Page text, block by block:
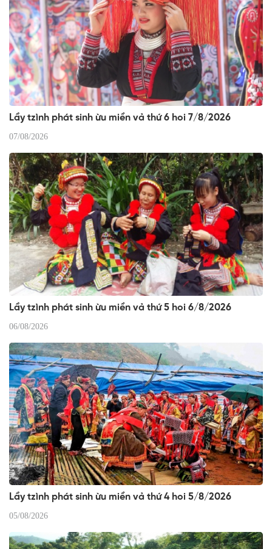
Lầy tzình phát sinh ừu miền vả thứ 6 hoi 7/8/2026
07/08/2026
Lầy tzình phát sinh ừu miền vả thứ 5 hoi 6/8/2026
06/08/2026
Lầy tzình phát sinh ừu miền vả thứ 4 hoi 5/8/2026
05/08/2026